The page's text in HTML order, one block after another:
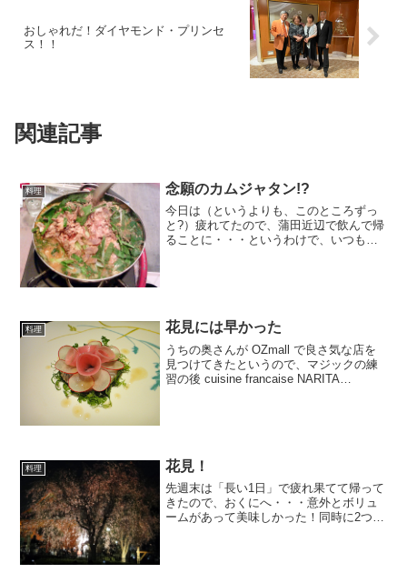
おしゃれだ！ダイヤモンド・プリンセ
ス！！
関連記事
料理 念願のカムジャタン!?
今日は（というよりも、このところずっ
と?）疲れてたので、蒲田近辺で飲んで帰
ることに・・・というわけで、いつもの
料理 花見には早かった
うちの奥さんが OZmall で良さ気な店を
見つけてきたというので、マジックの練
習の後 cuisine francaise NARITA
料理 花見！
先週末は「長い1日」で疲れ果てて帰って
きたので、おくにへ・・・意外とボリュ
ームがあって美味しかった！同時に2つ作